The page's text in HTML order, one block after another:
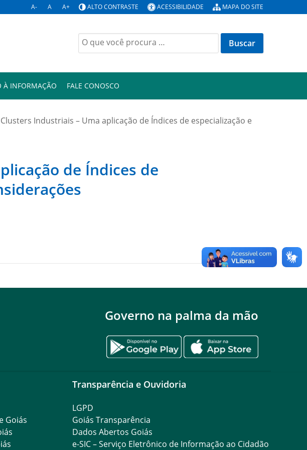
A- A A+ ALTO CONTRASTE ACESSIBILIDADE MAPA DO SITE
Buscar
por:
À INFORMAÇÃO FALE CONOSCO
Industriais – Uma aplicação de Índices de especialização e
de Índices de
Governo na palma da mão
Goiás
Transparência e Ouvidoria
LGPD
Goiás Transparência
Dados Abertos Goiás
e-SIC – Serviço Eletrônico de Informação ao Cidadão